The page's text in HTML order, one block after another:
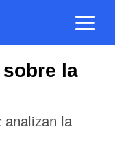
la
analizan la